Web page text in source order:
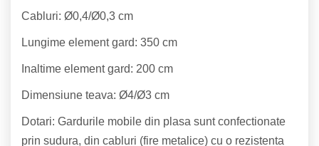
Cabluri: Ø0,4/Ø0,3 cm
Lungime element gard: 350 cm
Inaltime element gard: 200 cm
Dimensiune teava: Ø4/Ø3 cm
Dotari: Gardurile mobile din plasa sunt confectionate
prin sudura, din cabluri (fire metalice) cu o rezistenta